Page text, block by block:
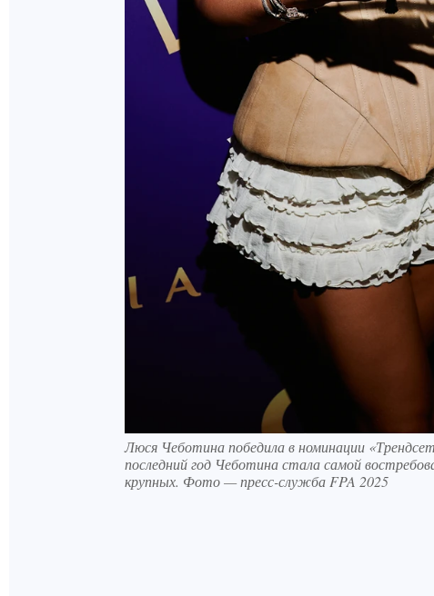
Люся Чеботина победила в номинации
последний год Чеботина стала самой
крупных. Фото — пресс-служба FPA 2025